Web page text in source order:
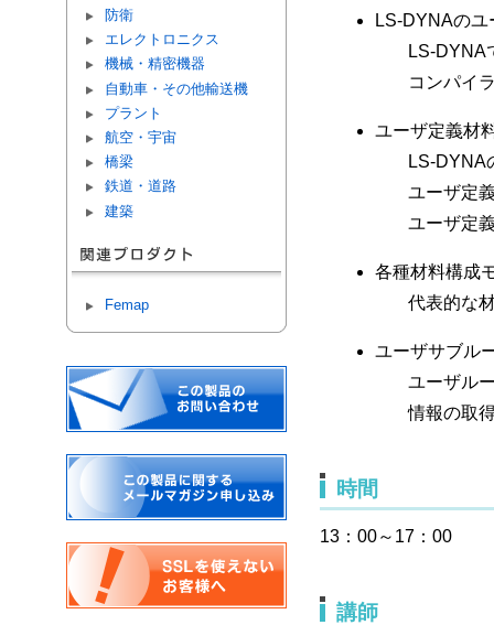
防衛
エレクトロニクス
機械・精密機器
自動車・その他輸送機
プラント
航空・宇宙
橋梁
鉄道・道路
建築
Femap
LS-DYNAの
LS-DYNA
コンパイ
ユーザ定義材
LS-DYNA
ユーザ定
ユーザ定
各種材料構成
代表的な
ユーザサブル
ユーザル
情報の取
時間
13：00～17：00
講師